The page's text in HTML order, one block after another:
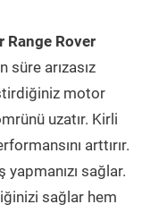
Range Rover
süre arızasız
motor
uzatır. Kirli
arttırır.
sağlar.
sağlar hem